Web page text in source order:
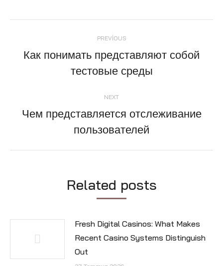
navigation
PREVIOUS
Previous
post:
Как понимать представляют собой
тестовые среды
NEXT
post:
Чем представляется отслеживание
пользователей
Related posts
Fresh Digital Casinos: What Makes
Recent Casino Systems Distinguish
Out